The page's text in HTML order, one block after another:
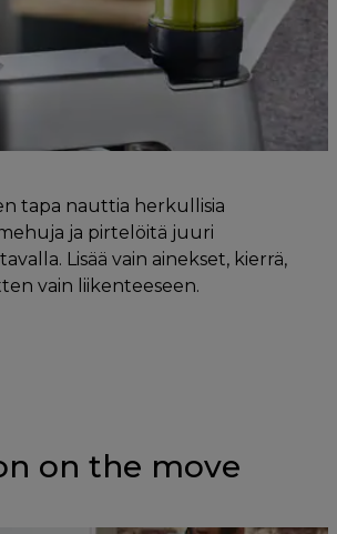
tapa nauttia herkullisia
ja pirtelöitä juuri
Lisää vain ainekset, kierrä,
vain liikenteeseen.
on the move